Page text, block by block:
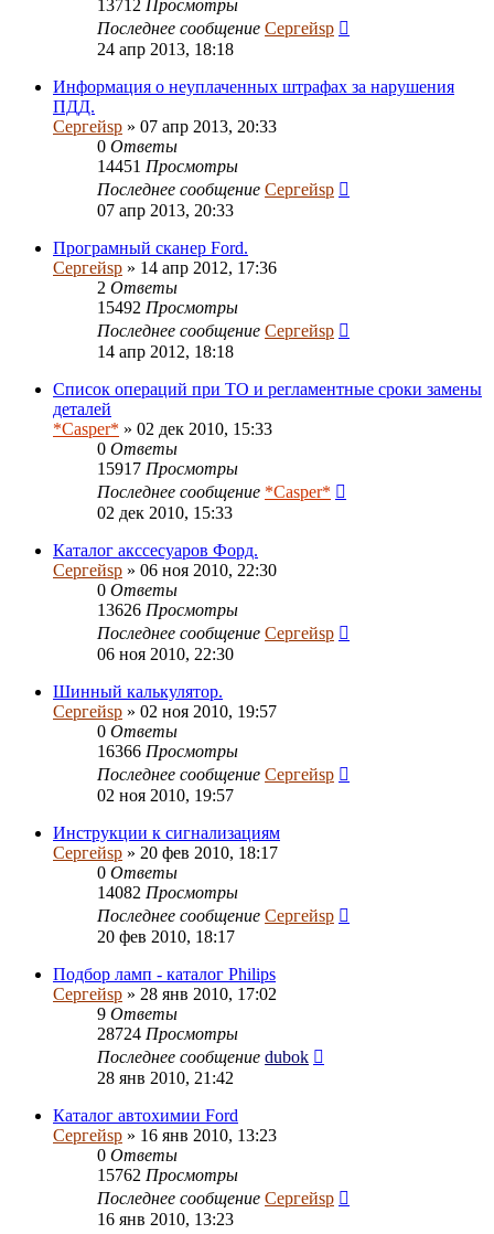
13712 Просмотры
Последнее сообщение Сергейsp
24 апр 2013, 18:18
Информация о неуплаченных штрафах за нарушения
ПДД.
Сергейsp » 07 апр 2013, 20:33
0 Ответы
14451 Просмотры
Последнее сообщение Сергейsp
07 апр 2013, 20:33
Програмный сканер Ford.
Сергейsp » 14 апр 2012, 17:36
2 Ответы
15492 Просмотры
Последнее сообщение Сергейsp
14 апр 2012, 18:18
Список операций при ТО и регламентные сроки замены
деталей
*Casper* » 02 дек 2010, 15:33
0 Ответы
15917 Просмотры
Последнее сообщение *Casper*
02 дек 2010, 15:33
Каталог акссесуаров Форд.
Сергейsp » 06 ноя 2010, 22:30
0 Ответы
13626 Просмотры
Последнее сообщение Сергейsp
06 ноя 2010, 22:30
Шинный калькулятор.
Сергейsp » 02 ноя 2010, 19:57
0 Ответы
16366 Просмотры
Последнее сообщение Сергейsp
02 ноя 2010, 19:57
Инструкции к сигнализациям
Сергейsp » 20 фев 2010, 18:17
0 Ответы
14082 Просмотры
Последнее сообщение Сергейsp
20 фев 2010, 18:17
Подбор ламп - каталог Philips
Сергейsp » 28 янв 2010, 17:02
9 Ответы
28724 Просмотры
Последнее сообщение dubok
28 янв 2010, 21:42
Каталог автохимии Ford
Сергейsp » 16 янв 2010, 13:23
0 Ответы
15762 Просмотры
Последнее сообщение Сергейsp
16 янв 2010, 13:23